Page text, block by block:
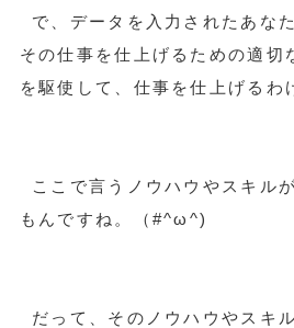
で、データを入力されたあな
その仕事を仕上げるための適切
を駆使して、仕事を仕上げるわ
ここで言うノウハウやスキル
もんですね。（#^ω^)
だって、そのノウハウやスキ